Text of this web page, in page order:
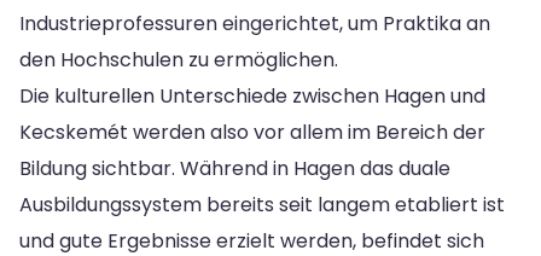
Industrieprofessuren eingerichtet, um Praktika an
den Hochschulen zu ermöglichen.
Die kulturellen Unterschiede zwischen Hagen und
Kecskemét werden also vor allem im Bereich der
Bildung sichtbar. Während in Hagen das duale
Ausbildungssystem bereits seit langem etabliert ist
und gute Ergebnisse erzielt werden, befindet sich